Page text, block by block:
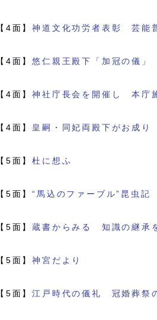
【4面】神道文化功労者表彰 芸能
【4面】悠仁親王殿下「加冠の儀
【4面】神社庁長会を開催し 本庁
【4面】 皇嗣・同妃両殿下がお成
【5面】杜に想ふ
【5面】“馬込のファーブル”昆虫
【5面】蔵書からみる 知識の継承
【5面】神宮だより
【5面】江戸時代の儀礼 冠婚葬祭